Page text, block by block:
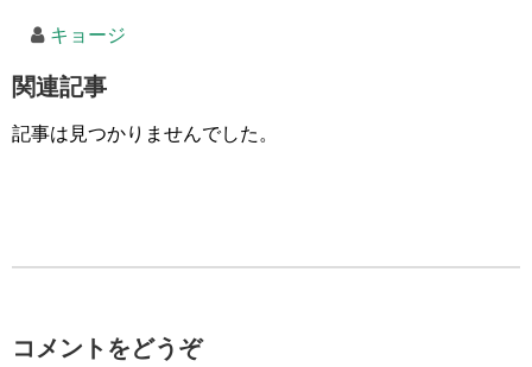
キョージ
関連記事
記事は見つかりませんでした。
コメントをどうぞ